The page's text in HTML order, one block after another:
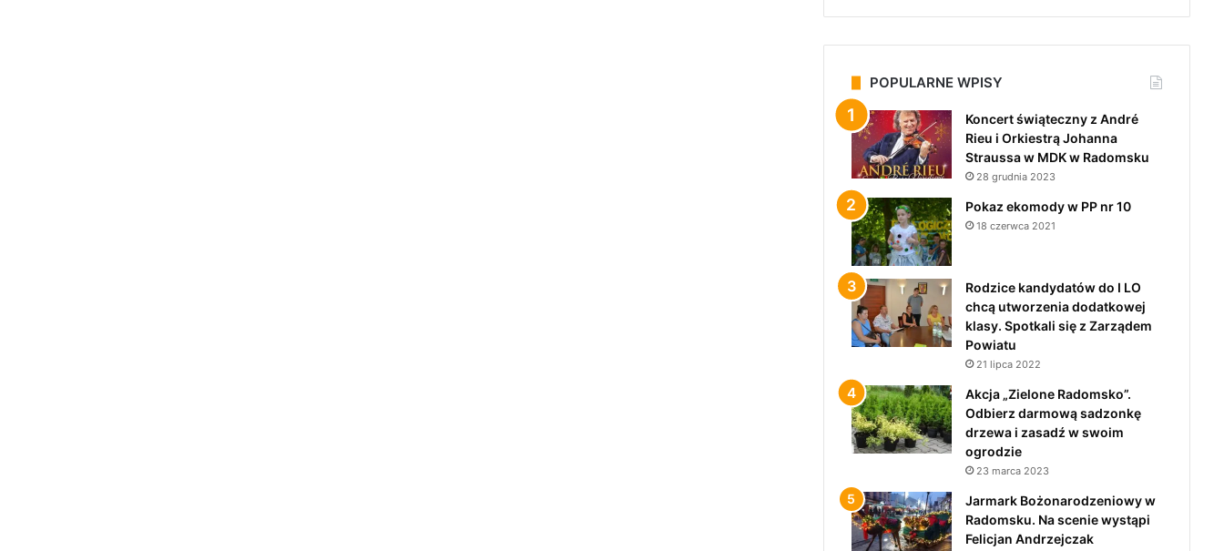
POPULARNE WPISY
Koncert świąteczny z André
Rieu i Orkiestrą Johanna
Straussa w MDK w Radomsku
28 grudnia 2023
Pokaz ekomody w PP nr 10
18 czerwca 2021
Rodzice kandydatów do I LO
chcą utworzenia dodatkowej
klasy. Spotkali się z Zarządem
Powiatu
21 lipca 2022
Akcja „Zielone Radomsko”.
Odbierz darmową sadzonkę
drzewa i zasadź w swoim
ogrodzie
23 marca 2023
Jarmark Bożonarodzeniowy w
Radomsku. Na scenie wystąpi
Felicjan Andrzejczak